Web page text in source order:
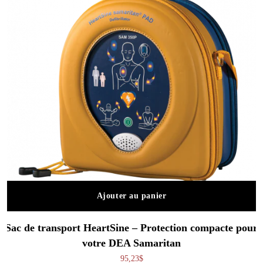
Ajouter au panier
Sac de transport HeartSine – Protection compacte pour
votre DEA Samaritan
95,23$